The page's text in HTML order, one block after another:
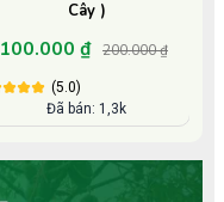
Cây )
100.000 ₫ 200.000 ₫
(5.0)
Đã bán: 1,3k